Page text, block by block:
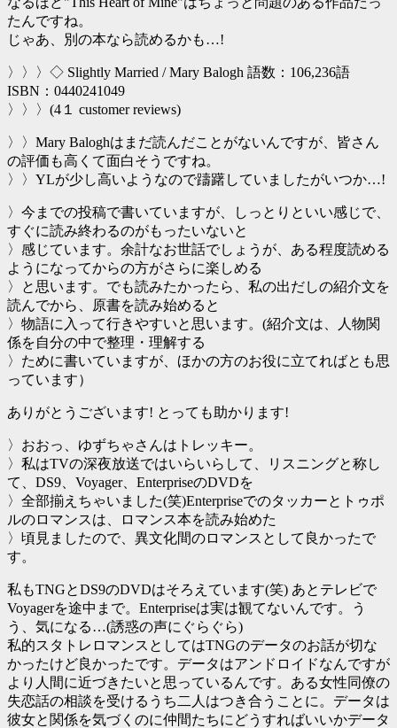
たんですね。
じゃあ、別の本なら読めるかも…!
〉〉〉◇ Slightly Married / Mary Balogh 語数：106,236語
ISBN：0440241049
〉〉〉(4１ customer reviews)
〉〉Mary Baloghはまだ読んだことがないんですが、皆さん
の評価も高くて面白そうですね。
〉〉YLが少し高いようなので躊躇していましたがいつか…!
〉今までの投稿で書いていますが、しっとりといい感じで、
すぐに読み終わるのがもったいないと
〉感じています。余計なお世話でしょうが、ある程度読める
ようになってからの方がさらに楽しめる
〉と思います。でも読みたかったら、私の出だしの紹介文を
読んでから、原書を読み始めると
〉物語に入って行きやすいと思います。(紹介文は、人物関
係を自分の中で整理・理解する
〉ために書いていますが、ほかの方のお役に立てればとも思
っています）
ありがとうございます! とっても助かります!
〉おおっ、ゆずちゃさんはトレッキー。
〉私はTVの深夜放送ではいらいらして、リスニングと称し
て、DS9、Voyager、EnterpriseのDVDを
〉全部揃えちゃいました(笑)Enterpriseでのタッカーとトゥポ
ルのロマンスは、ロマンス本を読み始めた
〉頃見ましたので、異文化間のロマンスとして良かったで
す。
私もTNGとDS9のDVDはそろえています(笑) あとテレビで
Voyagerを途中まで。Enterpriseは実は観てないんです。う
う、気になる…(誘惑の声にぐらぐら)
私的スタトレロマンスとしてはTNGのデータのお話が切な
かったけど良かったです。データはアンドロイドなんですが
より人間に近づきたいと思っているんです。ある女性同僚の
失恋話の相談を受けるうち二人はつき合うことに。データは
彼女と関係を気づくのに仲間たちにどうすればいいかデータ